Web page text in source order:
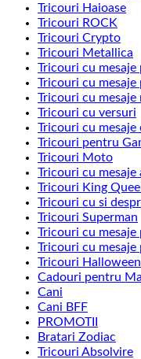
Tricouri Haioase
Tricouri ROCK
Tricouri Crypto
Tricouri Metallica
Tricouri cu
Tricouri cu mesaje
Tricouri cu mesaje
Tricouri cu versuri
Tricouri cu mesaje
Tricouri pentru
Tricouri Moto
Tricouri cu mesaje
Tricouri King
Tricouri cu si
Tricouri Superman
Tricouri cu
Tricouri cu
Tricouri Halloween
Cadouri pentru
Cani
Cani BFF
PROMOTII
Bratari Zodiac
Tricouri Absolvire